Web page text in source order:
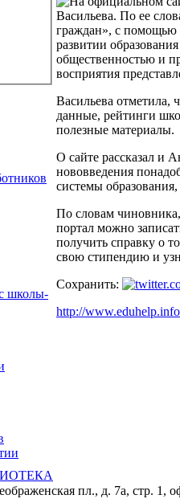
школы-
Васильева. По ее
граждан», с помощью
развитии
общественностью и
восприятия
Васильева отметила,
данные, рейтинги
полезные материалы.
О сайте рассказал и
нововведения
системы
По словам
портал можно
получить справку о
свою стипендию и
Сохранить:
http://
пл., д. 7а, стр. 1,